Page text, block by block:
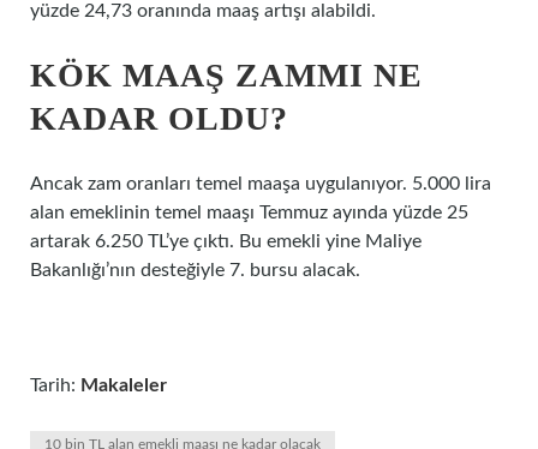
yüzde 24,73 oranında maaş artışı alabildi.
KÖK MAAŞ ZAMMI NE
KADAR OLDU?
Ancak zam oranları temel maaşa uygulanıyor. 5.000 lira
alan emeklinin temel maaşı Temmuz ayında yüzde 25
artarak 6.250 TL’ye çıktı. Bu emekli yine Maliye
Bakanlığı’nın desteğiyle 7. bursu alacak.
Tarih: Makaleler
10 bin TL alan emekli maaşı ne kadar olacak